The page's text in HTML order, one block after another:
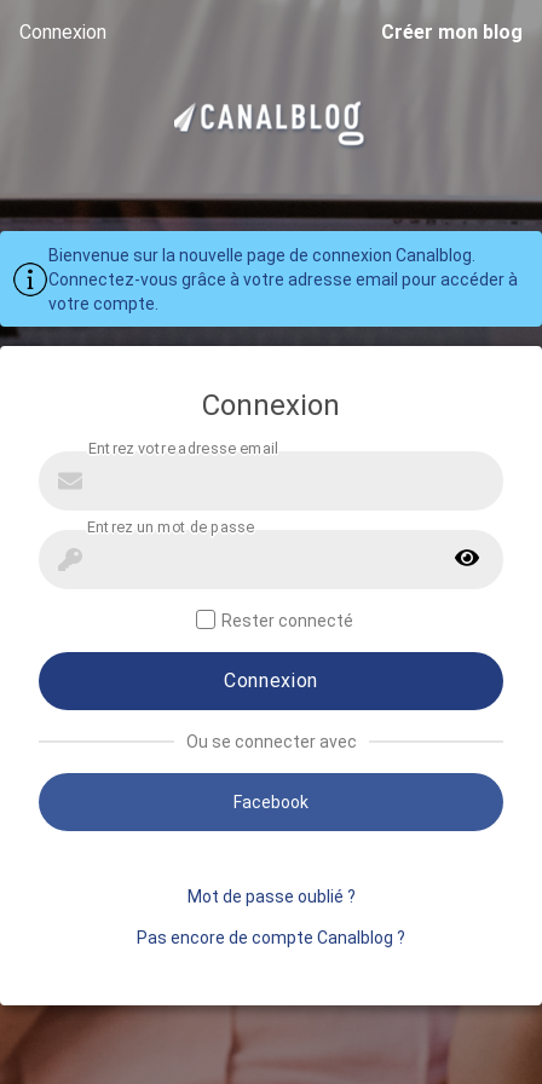
Connexion Créer mon blog
Bienvenue sur la nouvelle page de connexion Canalblog.
Connectez-vous grâce à votre adresse email pour accéder à
votre compte.
Connexion
Rester connecté
Connexion
Ou se connecter avec
Facebook
Mot de passe oublié ?
Pas encore de compte Canalblog ?